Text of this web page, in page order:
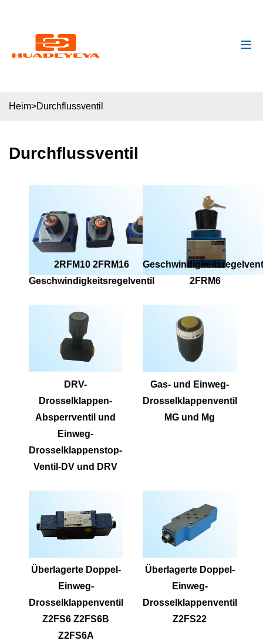
Heim>Durchflussventil
Durchflussventil
2RFM10 2FRM16
Geschwindigkeitsregelventil
2FRM6
DRV-
Drosselklappen-
Absperrventil und
Einweg-
Drosselklappenstop-
Ventil-DV und DRV
Gas- und Einweg-
Drosselklappenventil
MG und Mg
Überlagerte Doppel-
Einweg-
Drosselklappenventil
Z2FS6 Z2FS6B
Z2FS6A
Überlagerte Doppel-
Einweg-
Drosselklappenventil
Z2FS22